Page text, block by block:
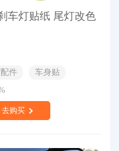
车灯贴纸 尾灯改色
件
车身贴
去购买